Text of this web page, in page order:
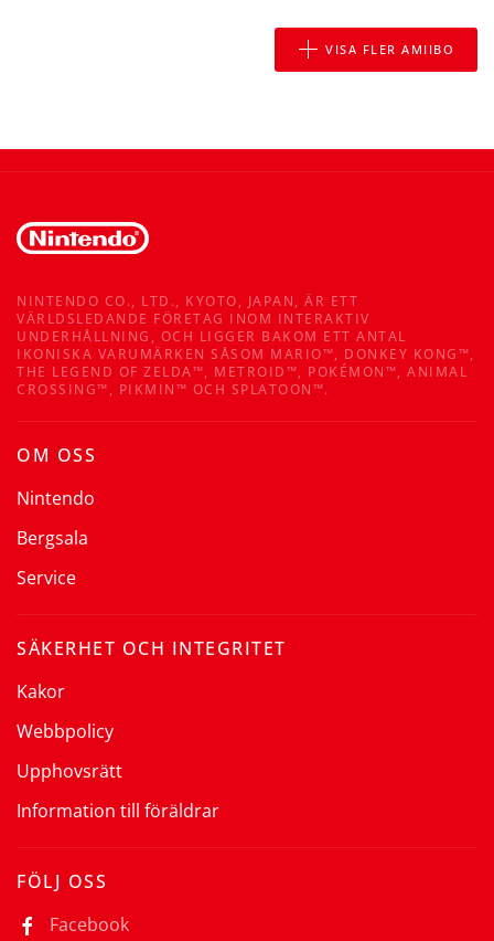
VISA FLER AMIIBO
NINTENDO CO., LTD., KYOTO, JAPAN, ÄR ETT
VÄRLDSLEDANDE FÖRETAG INOM INTERAKTIV
UNDERHÅLLNING, OCH LIGGER BAKOM ETT ANTAL
IKONISKA VARUMÄRKEN SÅSOM MARIO™, DONKEY KONG™,
THE LEGEND OF ZELDA™, METROID™, POKÉMON™, ANIMAL
CROSSING™, PIKMIN™ OCH SPLATOON™.
OM OSS
Nintendo
Bergsala
Service
SÄKERHET OCH INTEGRITET
Kakor
Webbpolicy
Upphovsrätt
Information till föräldrar
FÖLJ OSS
Facebook